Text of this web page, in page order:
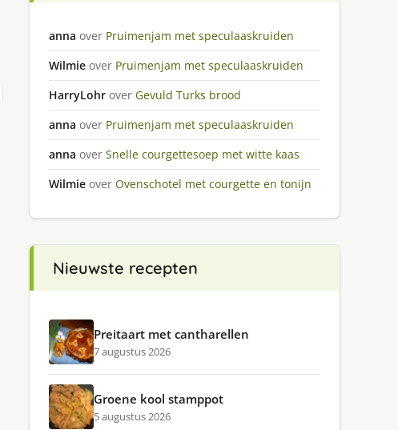
anna over Pruimenjam met speculaaskruiden
Wilmie over Pruimenjam met speculaaskruiden
HarryLohr over Gevuld Turks brood
anna over Pruimenjam met speculaaskruiden
anna over Snelle courgettesoep met witte kaas
Wilmie over Ovenschotel met courgette en tonijn
Nieuwste recepten
Preitaart met cantharellen
7 augustus 2026
Groene kool stamppot
5 augustus 2026